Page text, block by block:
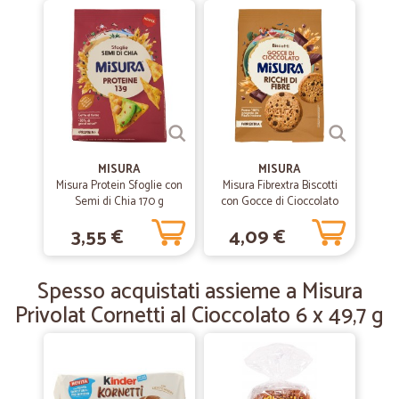
Grazie mille per la puntualità i prodotti ordinati erano ottimi e graxie
anche x il carinissimo omaggio
—Vittorio T.
Mi trovo sempre molto bene ad…
Mi trovo sempre molto bene ad acquistare su Cicalia
09/10/2019
—Arturo C.
ottimo prodotto
ottimo prodotto, velocità nella spediazione
MISURA
Misura Protein Sfoglie con
Semi di Chia 170 g
3,55 €
MISURA
Misura Fibrextra Biscotti
con Gocce di Cioccolato
Fondente 290 g
4,09 €
Spesso acquistati assieme a Misura
Privolat Cornetti al Cioccolato 6 x 49,7 g